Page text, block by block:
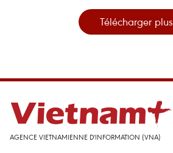
Télécharger plus
AGENCE VIETNAMIENNE D'INFORMATION (VNA)